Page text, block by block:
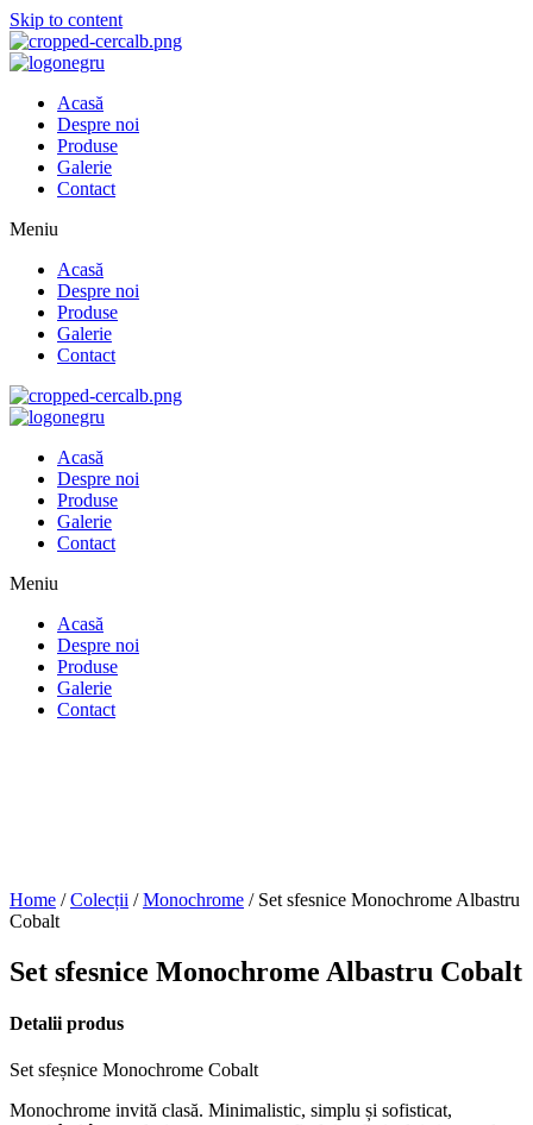
Skip to content
Acasă
Despre noi
Produse
Galerie
Contact
Meniu
Acasă
Despre noi
Produse
Galerie
Contact
Acasă
Despre noi
Produse
Galerie
Contact
Meniu
Acasă
Despre noi
Produse
Galerie
Contact
Home /Colecții /Monochrome / Set sfesnice Monochrome Albastru
Cobalt
Set sfesnice Monochrome Albastru Cobalt
Detalii produs
Set sfeșnice Monochrome Cobalt
Monochrome invită clasă. Minimalistic, simplu și sofisticat,